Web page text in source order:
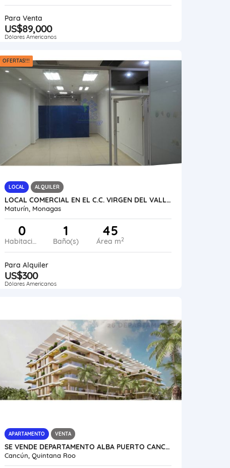
Para Venta
US$89,000
Dólares Americanos
OFERTAS!!!
LOCAL ALQUILER
LOCAL COMERCIAL EN EL C.C. VIRGEN DEL VALLE TIPURO AL13-036ST-ACOR
Maturín, Monagas
0
Habitaciones
1
Baño(s)
45
Área m2
Para Alquiler
US$300
Dólares Americanos
APARTAMENTO VENTA
SE VENDE DEPARTAMENTO ALBA PUERTO CANCÚN MÉXICO VE02-156MX-CO
Cancún, Quintana Roo